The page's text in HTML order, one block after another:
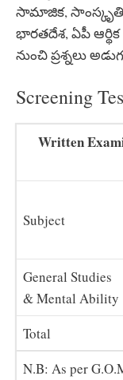
సామాజిక,
భారతదేశ, ఏపీ
నుంచి ప్రశ్నలు
Screening
Written
Subject
General Studies
& Mental Ability
Total
N.B: As per